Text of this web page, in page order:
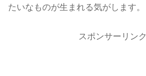
たいなものが生まれる気がします。
スポンサーリンク